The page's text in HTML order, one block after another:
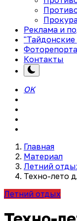
Реклама и
Контакты
OK
Главная
Материал
Летний
Техно-лето
Летний отдых